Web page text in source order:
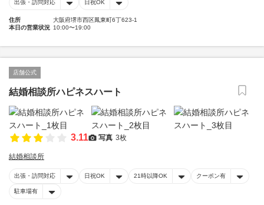
出張・訪問対応 日祝OK
住所
大阪府堺市西区鳳東町6丁623-1
本日の営業状況 10:00〜19:00
店舗公式
結婚相談所ハピネスハート
3.11 写真 3枚
結婚相談所
出張・訪問対応 日祝OK 21時以降OK クーポン有
駐車場有